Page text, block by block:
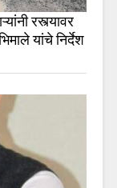
रस्त्यावर
यांचे निर्देश